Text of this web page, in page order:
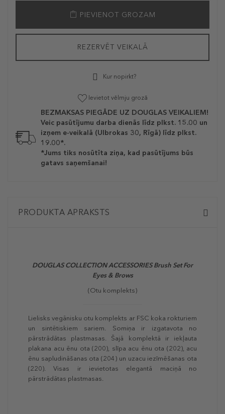
PIEVIENOT GROZAM
REZERVĒT VEIKALĀ
Kur nopirkt?
Ievietot vēlmju grozā
BEZMAKSAS PIEGĀDE UZ DOUGLAS VEIKALIEM!
Veic pasūtījumu darba dienās līdz plkst. 15.00 un
izņem e-veikalā (Ulbrokas 30, Rīgā) līdz plkst.
19.00*.
*Jums tiks nosūtīta ziņa, kad pasūtījums būs
gatavs saņemšanai!
PRODUKTA APRAKSTS
DOUGLAS COLLECTION ACCESSORIESBrush Set For
Eyes & Brows
(Otu komplekts)
Lielisks vegānisku otu komplekts ar FSC koka rokturiem
un sintētiskiem sariem. Somiņa ir izgatavota no
pārstrādātas plastmasas. Šajā komplektā ir iekļauta
plakana acu ēnu ota (200), slīpa acu ēnu ota (202), acu
ēnu sapludināšanas ota (204) un uzacu iezīmēšanas ota
(220). Visas ir ievietotas elegantā maciņā no
pārstrādātas plastmasas.